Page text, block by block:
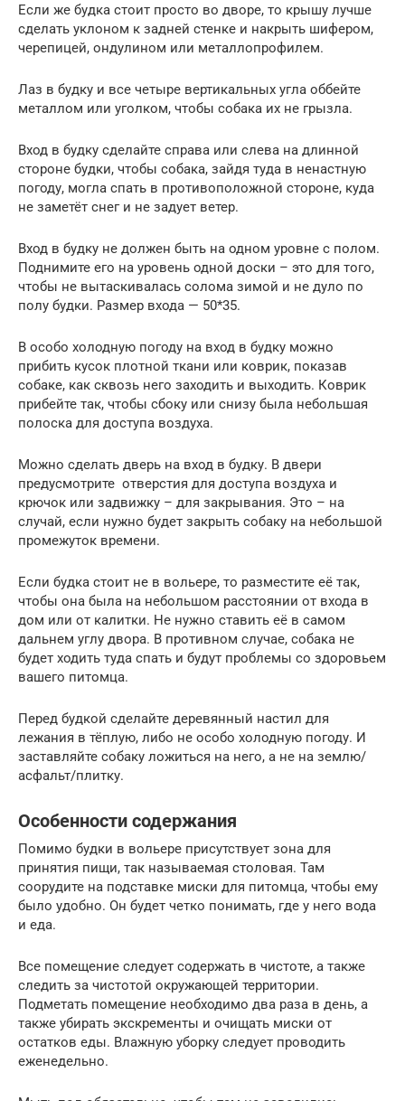
Если же будка стоит просто во дворе, то крышу лучше
сделать уклоном к задней стенке и накрыть шифером,
черепицей, ондулином или металлопрофилем.
Лаз в будку и все четыре вертикальных угла оббейте
металлом или уголком, чтобы собака их не грызла.
Вход в будку сделайте справа или слева на длинной
стороне будки, чтобы собака, зайдя туда в ненастную
погоду, могла спать в противоположной стороне, куда
не заметёт снег и не задует ветер.
Вход в будку не должен быть на одном уровне с полом.
Поднимите его на уровень одной доски – это для того,
чтобы не вытаскивалась солома зимой и не дуло по
полу будки. Размер входа — 50*35.
В особо холодную погоду на вход в будку можно
прибить кусок плотной ткани или коврик, показав
собаке, как сквозь него заходить и выходить. Коврик
прибейте так, чтобы сбоку или снизу была небольшая
полоска для доступа воздуха.
Можно сделать дверь на вход в будку. В двери
предусмотрите отверстия для доступа воздуха и
крючок или задвижку – для закрывания. Это – на
случай, если нужно будет закрыть собаку на небольшой
промежуток времени.
Если будка стоит не в вольере, то разместите её так,
чтобы она была на небольшом расстоянии от входа в
дом или от калитки. Не нужно ставить её в самом
дальнем углу двора. В противном случае, собака не
будет ходить туда спать и будут проблемы со здоровьем
вашего питомца.
Перед будкой сделайте деревянный настил для
лежания в тёплую, либо не особо холодную погоду. И
заставляйте собаку ложиться на него, а не на землю/
асфальт/плитку.
Особенности содержания
Помимо будки в вольере присутствует зона для
принятия пищи, так называемая столовая. Там
соорудите на подставке миски для питомца, чтобы ему
было удобно. Он будет четко понимать, где у него вода
и еда.
Все помещение следует содержать в чистоте, а также
следить за чистотой окружающей территории.
Подметать помещение необходимо два раза в день, а
также убирать экскременты и очищать миски от
остатков еды. Влажную уборку следует проводить
еженедельно.